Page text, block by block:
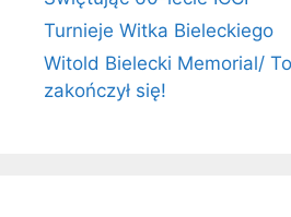
Turnieje Witka Bieleckiego
Witold Bielecki Memorial/
zakończył się!